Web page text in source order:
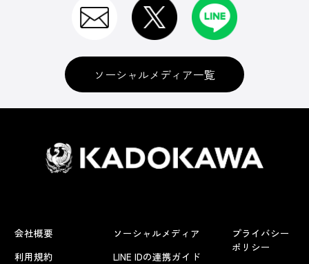
ソーシャルメディア一覧
会社概要
利用規約
ソーシャルメディア
LINE IDの連携ガイド
プライバシー
ポリシー